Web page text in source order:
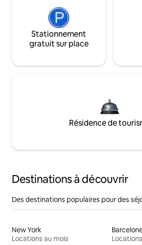
Stationnement
gratuit sur place
Résidence de
Destinations à découvrir
Des destinations populaires pour des
New York
Locations au mois